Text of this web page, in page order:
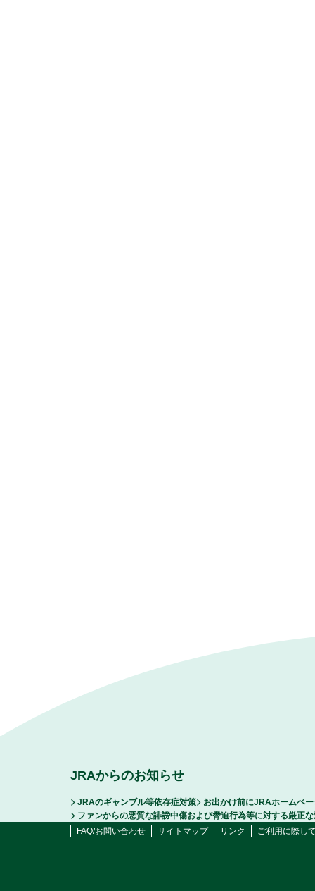
JRAからのお知らせ
JRAのギャンブル等依存症対策
お出かけ前にJRAホームペ
ファンからの悪質な誹謗中傷および脅迫行為等に対する厳正
FAQ/お問い合わせ
サイトマップ リンク ご利用に際し